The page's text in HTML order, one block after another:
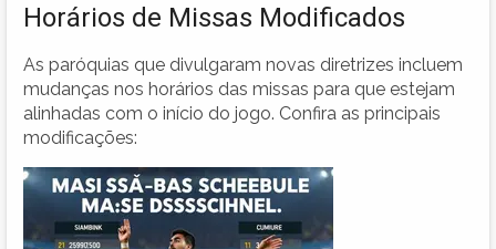
Horários de Missas Modificados
As paróquias que divulgaram novas diretrizes incluem
mudanças nos horários das missas para que estejam
alinhadas com o início do jogo. Confira as principais
modificações: